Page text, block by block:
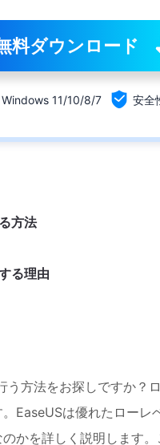
料ダウンロード
Windows 11/10/8/7  安全
方法
る理由
う方法をお探しですか？
EaseUSは優れたロー
かを詳しく説明します。